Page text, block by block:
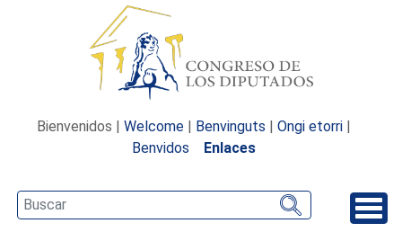
Bienvenidos | Welcome | Benvinguts | Ongi etorri |
Benvidos
Enlaces